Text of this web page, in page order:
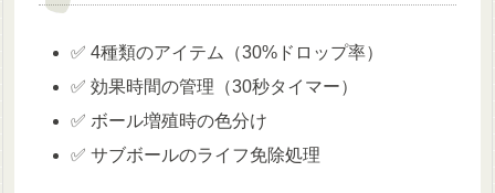
✅ 4種類のアイテム（30%ドロップ率）
✅ 効果時間の管理（30秒タイマー）
✅ ボール増殖時の色分け
✅ サブボールのライフ免除処理